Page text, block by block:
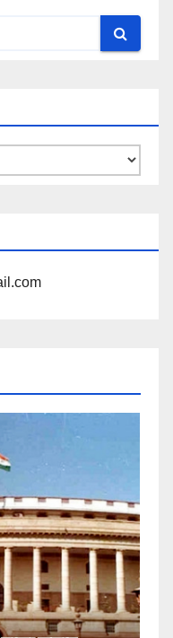
के खिलाफ साजिश